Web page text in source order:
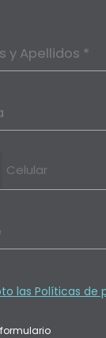
y Apellidos *
las Políticas de